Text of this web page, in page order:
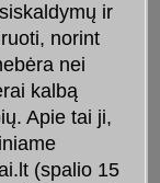
ir
norint
nei
kalbą
Apie tai ji,
(spalio 15